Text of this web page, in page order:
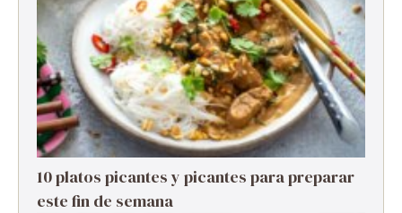
10 platos picantes y picantes para preparar
este fin de semana